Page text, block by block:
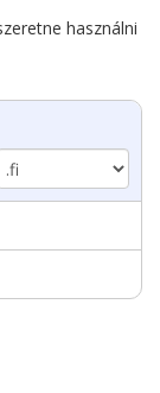
használni